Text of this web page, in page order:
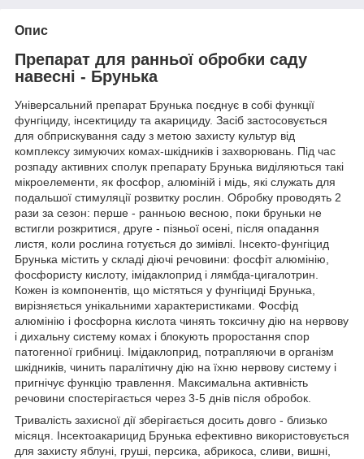
Опис
Препарат для ранньої обробки саду
навесні - Брунька
Універсальний препарат Брунька поєднує в собі функції
фунгіциду, інсектициду та акарициду. Засіб застосовується
для обприскування саду з метою захисту культур від
комплексу зимуючих комах-шкідників і захворювань. Під час
розпаду активних сполук препарату Брунька виділяються такі
мікроелементи, як фосфор, алюміній і мідь, які служать для
подальшої стимуляції розвитку рослин. Обробку проводять 2
рази за сезон: перше - ранньою весною, поки бруньки не
встигли розкритися, друге - пізньої осені, після опадання
листя, коли рослина готується до зимівлі. Інсекто-фунгіцид
Брунька містить у складі діючі речовини: фосфіт алюмінію,
фосфористу кислоту, імідаклоприд і лямбда-цигалотрин.
Кожен із компонентів, що містяться у фунгіциді Брунька,
вирізняється унікальними характеристиками. Фосфід
алюмінію і фосфорна кислота чинять токсичну дію на нервову
і дихальну систему комах і блокують проростання спор
патогенної грибниці. Імідаклоприд, потрапляючи в організм
шкідників, чинить паралітичну дію на їхню нервову систему і
пригнічує функцію травлення. Максимальна активність
речовини спостерігається через 3-5 днів після обробок.
Тривалість захисної дії зберігається досить довго - близько
місяця. Інсектоакарицид Брунька ефективно використовується
для захисту яблуні, груші, персика, абрикоса, сливи, вишні,